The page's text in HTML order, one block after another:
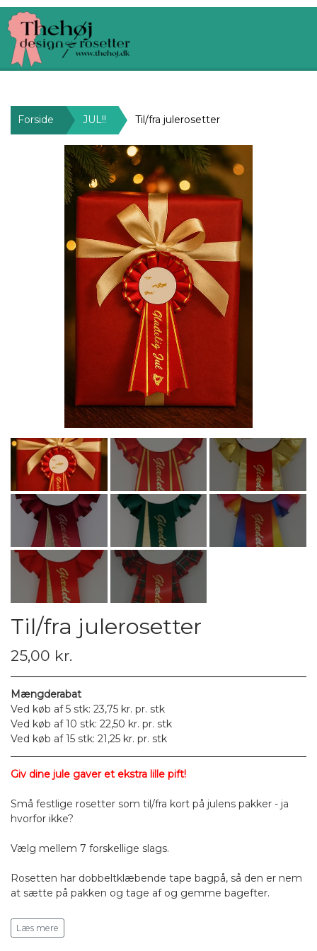
Forside JUL!! Til/fra julerosetter
Til/fra julerosetter
25,00 kr.
Mængderabat
Ved køb af 5 stk: 23,75 kr. pr. stk
Ved køb af 10 stk: 22,50 kr. pr. stk
Ved køb af 15 stk: 21,25 kr. pr. stk
Giv dine jule gaver et ekstra lille pift!
Små festlige rosetter som til/fra kort på julens pakker - ja
hvorfor ikke?
Vælg mellem 7 forskellige slags.
Rosetten har dobbeltklæbende tape bagpå, så den er nem
at sætte på pakken og tage af og gemme bagefter.
Motivet til knappen leveres på et ark, så det er nemt at
skrive på og derefter sætte det på rosetten.
Læs mere